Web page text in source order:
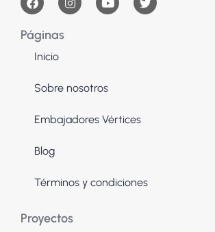
Páginas
Inicio
Sobre nosotros
Embajadores Vértices
Blog
Términos y condiciones
Proyectos